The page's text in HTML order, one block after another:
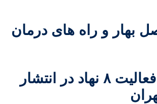
بهار و راه های درمان
منتفی‌بودن فعالیت ۸ نهاد در انتشار